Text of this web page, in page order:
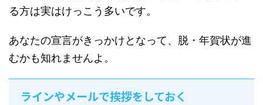
る方は実はけっこう多いです。
あなたの宣言がきっかけとなって、脱・年賀状が進
むかも知れませんよ。
ラインやメールで挨拶をしておく